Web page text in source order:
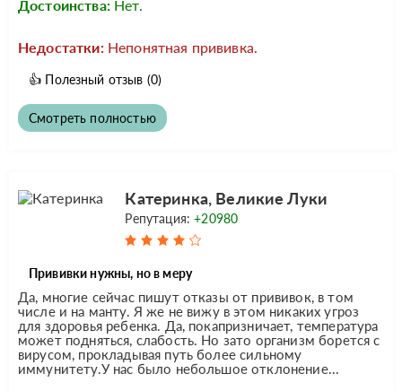
Достоинства: Нет.
Недостатки: Непонятная прививка.
👍 Полезный отзыв (0)
Смотреть полностью
Катеринка, Великие Луки
Репутация:+20980
Прививки нужны, но в меру
Да, многие сейчас пишут отказы от прививок, в том
числе и на манту. Я же не вижу в этом никаких угроз
для здоровья ребенка. Да, покапризничает, температура
может подняться, слабость. Но зато организм борется с
вирусом, прокладывая путь более сильному
иммунитету.У нас было небольшое отклонение...